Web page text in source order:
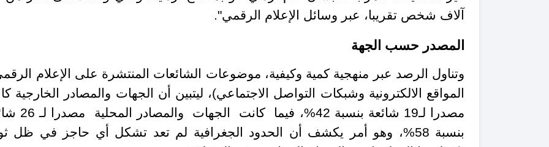
آلاف شخص تقريبا، عبر وسائل الإعلام الرقمي".
المصدر حسب الجهة
وتناول الرصد عبر منهجية كمية وكيفية، موضوعات الشائعات المنتشرة على الإعلام
المواقع الالكترونية وشبكات التواصل الاجتماعي)، ليتبين أن الجهات والمصادر الخارجية
مصدرا لـ19 شائعة بنسبة 42%،
بنسبة 58%، وهو أمر يكشف أن الحدود الجغرافية لم تعد تشكل أي حاجز في ظل